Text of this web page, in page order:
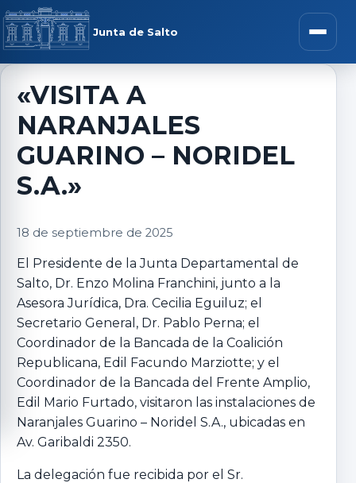
Saltar al contenido
Junta de Salto Abrir
menú
«VISITA A
NARANJALES
GUARINO – NORIDEL
S.A.»
18 de septiembre de 2025
El Presidente de la Junta Departamental de
Salto, Dr. Enzo Molina Franchini, junto a la
Asesora Jurídica, Dra. Cecilia Eguiluz; el
Secretario General, Dr. Pablo Perna; el
Coordinador de la Bancada de la Coalición
Republicana, Edil Facundo Marziotte; y el
Coordinador de la Bancada del Frente Amplio,
Edil Mario Furtado, visitaron las instalaciones de
Naranjales Guarino – Noridel S.A., ubicadas en
Av. Garibaldi 2350.
La delegación fue recibida por el Sr.